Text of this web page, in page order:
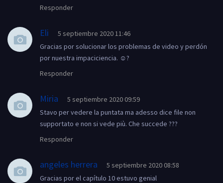
Responder
Eli
5 septiembre 2020 11:46
Gracias por solucionar los problemas de video y perdón
por nuestra impaciciencia. ☺?
Responder
Miria
5 septiembre 2020 09:59
Stavo per vedere la puntata ma adesso dice file non
supportato e non si vede più. Che succede ???
Responder
angeles herrera
5 septiembre 2020 08:58
Gracias por el capítulo 10 estuvo genial